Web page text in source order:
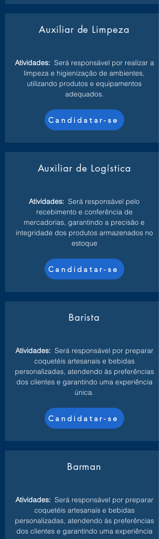
Auxiliar de Limpeza
Atividades: Será responsável por realizar a
limpeza e higienização de ambientes,
utilizando produtos e equipamentos
adequados.
Candidatar-se
Auxiliar de Logística
Atividades: Será responsável pelo
recebimento e conferência de
mercadorias, garantindo a precisão e
integridade dos produtos armazenados no
estoque
Candidatar-se
Barista
Atividades: Será responsável por preparar
coquetéis artesanais e bebidas
personalizadas, atendendo às preferências
dos clientes e garantindo uma experiência
única.
Candidatar-se
Barman
Atividades: Será responsável por preparar
coquetéis artesanais e bebidas
personalizadas, atendendo às preferências
dos clientes e garantindo uma experiência